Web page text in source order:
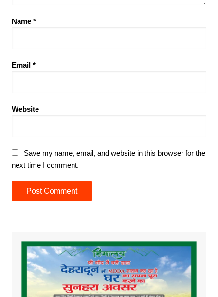
Name *
Email *
Website
Save my name, email, and website in this browser for the
next time I comment.